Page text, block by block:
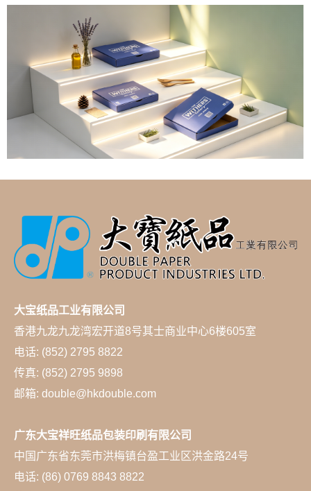
大宝纸品工业有限公司
香港九龙九龙湾宏开道8号其士商业中心6楼605室
电话: (852) 2795 8822
传真: (852) 2795 9898
邮箱: double@hkdouble.com
广东大宝祥旺纸品包装印刷有限公司
中国广东省东莞市洪梅镇台盈工业区洪金路24号
电话: (86) 0769 8843 8822